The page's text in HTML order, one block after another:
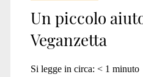
Un piccolo
Veganzetta
Si legge in circa: < 1 minuto